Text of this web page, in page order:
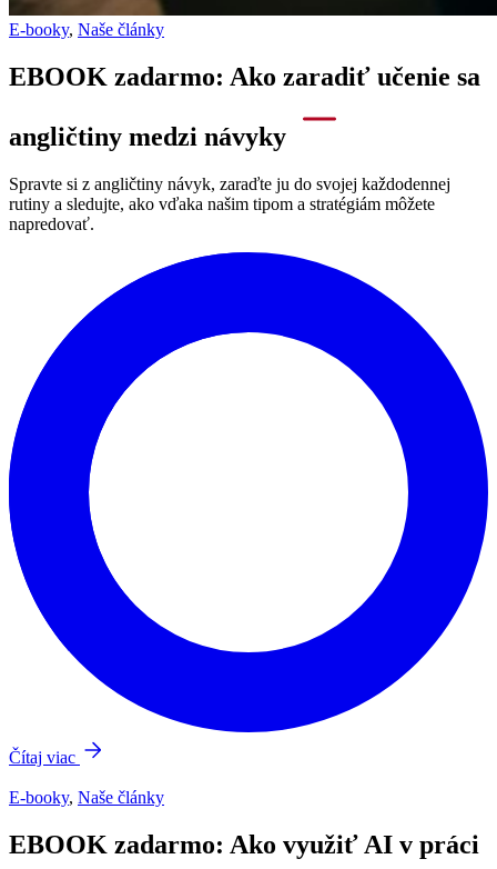
E-booky, Naše články
EBOOK zadarmo: Ako zaradiť učenie sa
angličtiny medzi návyky
Spravte si z angličtiny návyk, zaraďte ju do svojej každodennej
rutiny a sledujte, ako vďaka našim tipom a stratégiám môžete
napredovať.
Čítaj viac
E-booky, Naše články
EBOOK zadarmo: Ako využiť AI v práci